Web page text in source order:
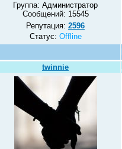
Группа: Администратор
Сообщений: 15545
Репутация: 2596
Статус: Offline
twinnie